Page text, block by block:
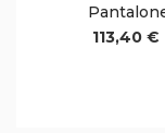
113,40 €